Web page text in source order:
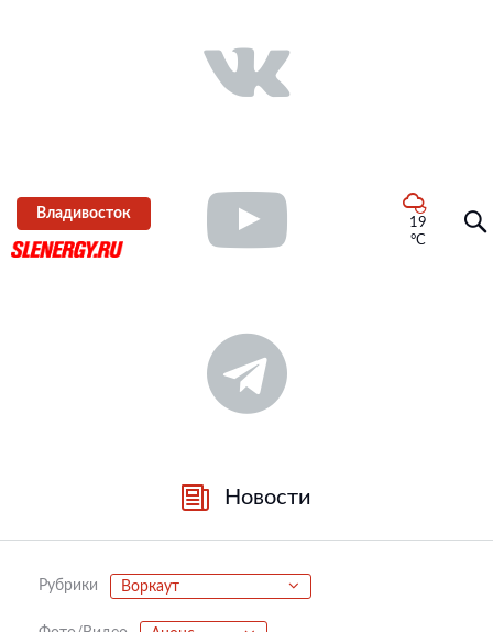
Владивосток
19
°C
Новости
Рубрики Воркаут